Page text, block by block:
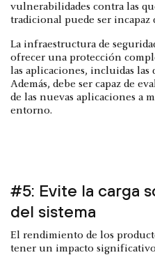
vulnerabilidades contra las
tradicional puede ser incapaz
La infraestructura de
ofrecer una protección
las aplicaciones, incluidas las
Además, debe ser capaz de
de las nuevas aplicaciones a
entorno.
#5: Evite la carga
del sistema
El rendimiento de los
tener un impacto